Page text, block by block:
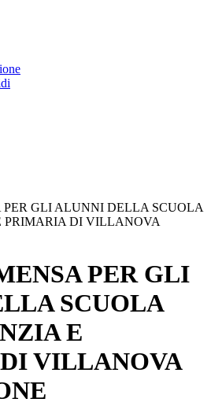
PER GLI ALUNNI DELLA SCUOLA
PRIMARIA DI VILLANOVA
PER GLI
SCUOLA
E
VILLANOVA